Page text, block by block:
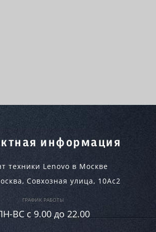
информация
техники Lenovo в Москве
, Совхозная улица, 10Ас2
ГРАФИК РАБОТЫ
ВC c 9.00 до 22.00